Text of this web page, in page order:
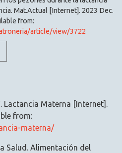
Mat.Actual [Internet]. 2023 Dec.
from:
article/view/3722
Lactancia Materna [Internet].
from:
materna/
Salud. Alimentación del